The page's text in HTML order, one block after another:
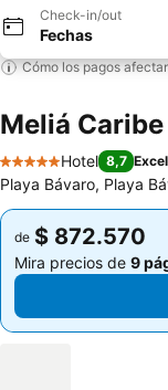
Check-in/out
Fechas
Cómo los pagos
Meliá
5 Estrellas
Hotel 8,7
Playa Bávaro, Playa
de $ 872.570
Mira precios de 9
de $ 872.570
Mira precios de 9